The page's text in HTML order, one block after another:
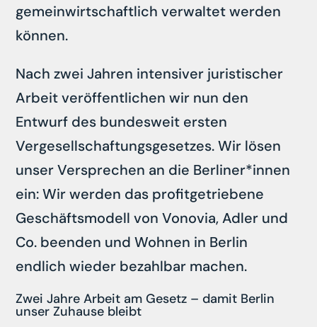
gemeinwirtschaftlich verwaltet werden
können.
Nach zwei Jahren intensiver juristischer
Arbeit veröffentlichen wir nun den
Entwurf des bundesweit ersten
Vergesellschaftungsgesetzes. Wir lösen
unser Versprechen an die Berliner*innen
ein: Wir werden das profitgetriebene
Geschäftsmodell von Vonovia, Adler und
Co. beenden und Wohnen in Berlin
endlich wieder bezahlbar machen.
Zwei Jahre Arbeit am Gesetz – damit Berlin
unser Zuhause bleibt